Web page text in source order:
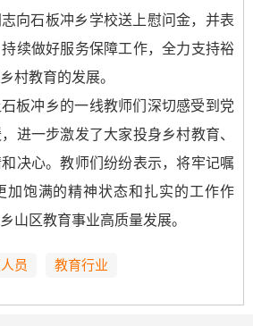
向石板冲乡学校送上慰问金，并表
续做好服务保障工作，全力支持裕
村教育的发展。
板冲乡的一线教师们深切感受到党
进一步激发了大家投身乡村教育、
决心。教师们纷纷表示，将牢记嘱
加饱满的精神状态和扎实的工作作
山区教育事业高质量发展。
员 教育行业